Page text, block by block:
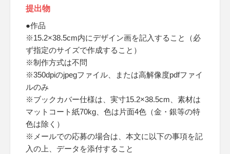
提出物
●作品
※15.2×38.5cm内にデザイン画を記入すること（必
ず指定のサイズで作成すること）
※制作方式は不問
※350dpiのjpegファイル、または高解像度pdfファイ
ルのみ
※ブックカバー仕様は、実寸15.2×38.5cm、素材は
マットコート紙70kg、色は片面4色（金・銀等の特
色は除く）
※メールでの応募の場合は、本文に以下の事項を記
入の上、データを添付すること